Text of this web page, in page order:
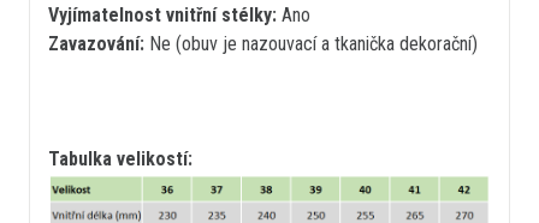
Vyjímatelnost vnitřní stélky: Ano
Zavazování: Ne (obuv je nazouvací a tkanička dekorační)
Tabulka velikostí: